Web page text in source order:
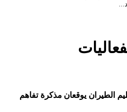
الطيران يوقعان مذكرة تفاهم